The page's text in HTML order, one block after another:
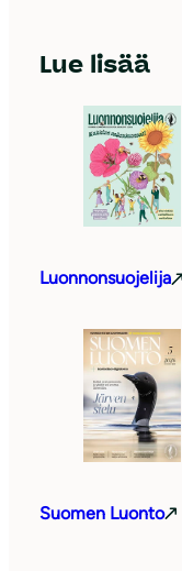
Lue lisää
Luonnonsuojelija
Suomen Luonto